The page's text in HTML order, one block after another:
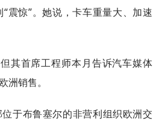
震惊”。她说，卡车重量大、加速
其首席工程师本月告诉汽车媒体
销售。
于布鲁塞尔的非营利组织欧洲交